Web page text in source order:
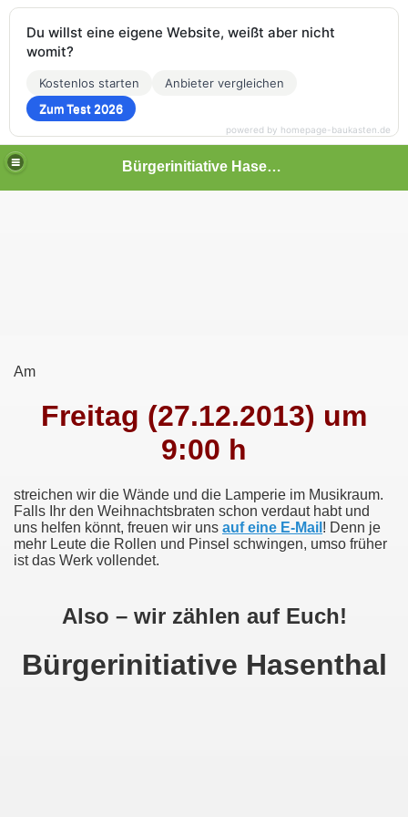
Bürgerinitiative Hasenthal
Am
Freitag (27.12.2013) um
9:00 h
streichen wir die Wände und die Lamperie im Musikraum.
Falls Ihr den Weihnachtsbraten schon verdaut habt und
uns helfen könnt, freuen wir uns auf eine E-Mail ! Denn je
mehr Leute die Rollen und Pinsel schwingen, umso früher
ist das Werk vollendet.
Also – wir zählen auf Euch!
Bürgerinitiative Hasenthal
Du willst eine eigene Website, weißt aber nicht
womit?
Kostenlos starten
Anbieter vergleichen
Zum Test 2026
powered by homepage-baukasten.de